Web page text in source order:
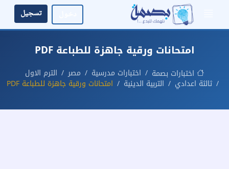
تسجيل
امتحانات ورقية جاهزة للطباعة PDF
اختبارات بصمة اختبارات مدرسية مصر
الترم الاول
ثالثة اعدادي
التربية الدينية امتحانات ورقية جاهزة للطباعة PDF